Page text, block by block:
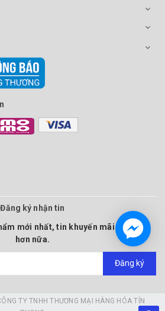
Đăng ký nhận tin
mới nhất, tin khuyến mãi và nhiều
hơn nữa.
Đăng ký
TY TNHH THƯƠNG MẠI HÀNG HÓA TÍN